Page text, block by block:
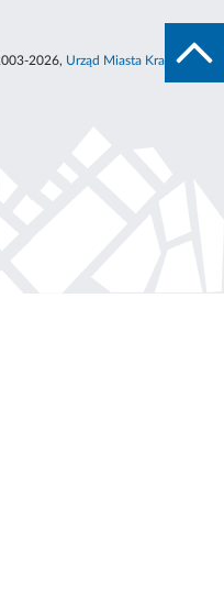
2026, Urząd Miasta Krakowa